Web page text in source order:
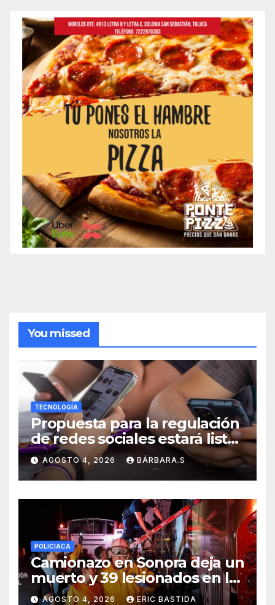
You missed
TECNOLOGÍA
Propuesta para la regulación
de redes sociales estará lista
a finales de agosto:
Sheinbaum
AGOSTO 4, 2026 BÁRBARA.S
POLICIACA
Camionazo en Sonora deja un
muerto y 39 lesionados en la
carretera Obregón-Empalme
AGOSTO 4, 2026 ERIC BASTIDA